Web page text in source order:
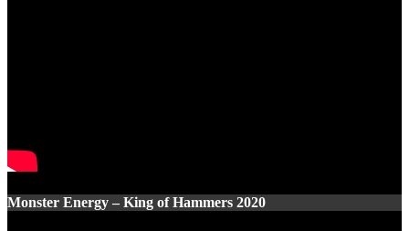
Monster Energy – King of Hammers 2020